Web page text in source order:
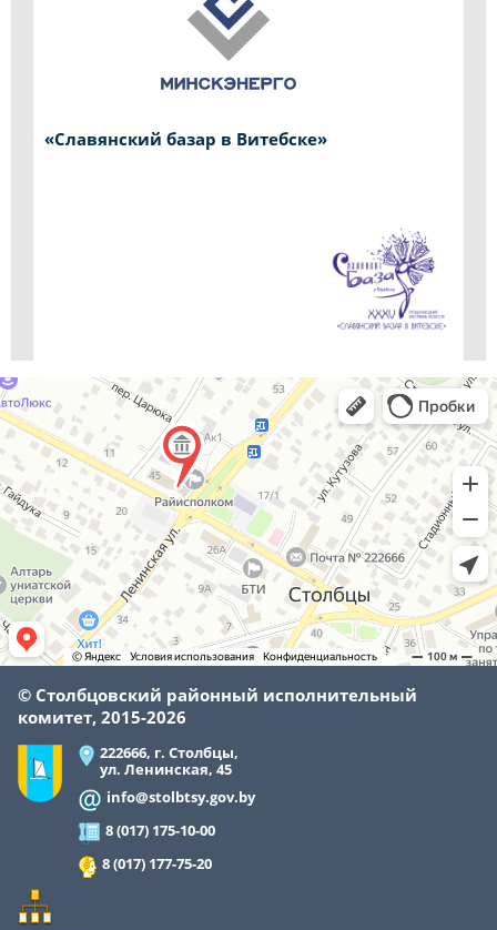
«Славянский базар в Витебске»
© Cтолбцовский районный исполнительный
комитет, 2015-2026
222666, г. Столбцы,
ул. Ленинская, 45
info@stolbtsy.gov.by
8 (017) 175-10-00
8 (017) 177-75-20